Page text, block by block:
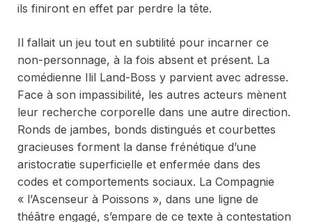
ils finiront en effet par perdre la tête.
Il fallait un jeu tout en subtilité pour incarner ce
non-personnage, à la fois absent et présent. La
comédienne Ilil Land-Boss y parvient avec adresse.
Face à son impassibilité, les autres acteurs mènent
leur recherche corporelle dans une autre direction.
Ronds de jambes, bonds distingués et courbettes
gracieuses forment la danse frénétique d’une
aristocratie superficielle et enfermée dans des
codes et comportements sociaux. La Compagnie
« l’Ascenseur à Poissons », dans une ligne de
théâtre engagé, s’empare de ce texte à contestation